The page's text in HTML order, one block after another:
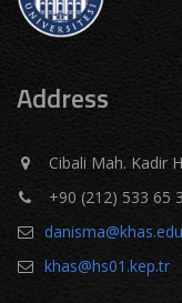
Address
Cibali Mah. Kadir
+90 (212) 533 65
khas@hs01.kep.tr